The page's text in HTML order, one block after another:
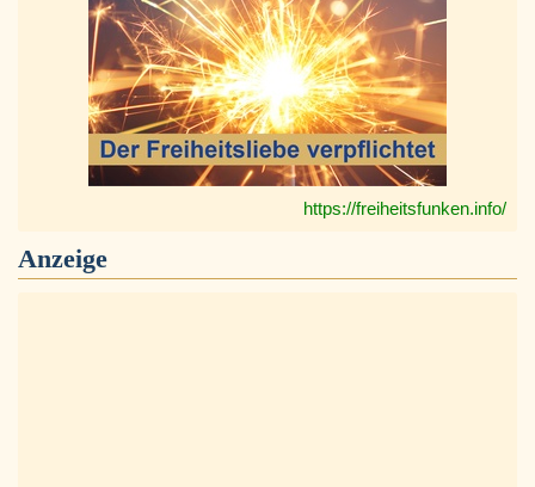
https://freiheitsfunken.info/
Anzeige